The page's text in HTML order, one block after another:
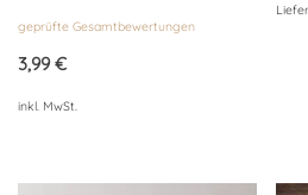
mit
von 5
geprüfte Gesamtbewertungen
3,99€
inkl. MwSt.